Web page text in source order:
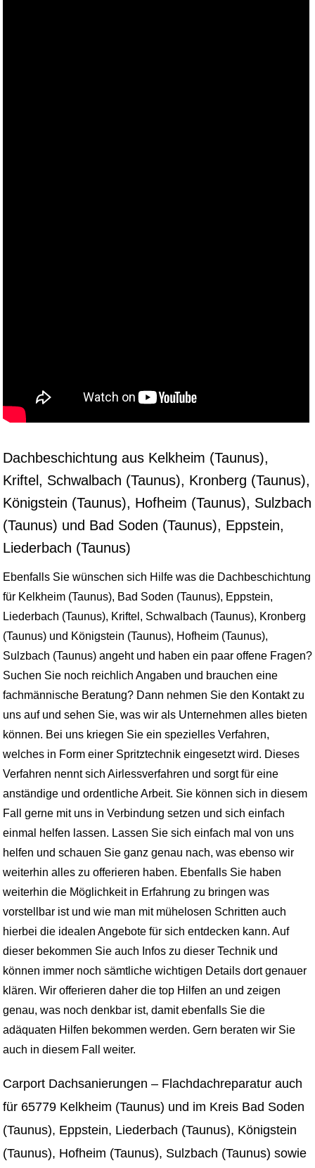
Dachbeschichtung aus Kelkheim (Taunus),
Kriftel, Schwalbach (Taunus), Kronberg (Taunus),
Königstein (Taunus), Hofheim (Taunus), Sulzbach
(Taunus) und Bad Soden (Taunus), Eppstein,
Liederbach (Taunus)
Ebenfalls Sie wünschen sich Hilfe was die Dachbeschichtung
für Kelkheim (Taunus), Bad Soden (Taunus), Eppstein,
Liederbach (Taunus), Kriftel, Schwalbach (Taunus), Kronberg
(Taunus) und Königstein (Taunus), Hofheim (Taunus),
Sulzbach (Taunus) angeht und haben ein paar offene Fragen?
Suchen Sie noch reichlich Angaben und brauchen eine
fachmännische Beratung? Dann nehmen Sie den Kontakt zu
uns auf und sehen Sie, was wir als Unternehmen alles bieten
können. Bei uns kriegen Sie ein spezielles Verfahren,
welches in Form einer Spritztechnik eingesetzt wird. Dieses
Verfahren nennt sich Airlessverfahren und sorgt für eine
anständige und ordentliche Arbeit. Sie können sich in diesem
Fall gerne mit uns in Verbindung setzen und sich einfach
einmal helfen lassen. Lassen Sie sich einfach mal von uns
helfen und schauen Sie ganz genau nach, was ebenso wir
weiterhin alles zu offerieren haben. Ebenfalls Sie haben
weiterhin die Möglichkeit in Erfahrung zu bringen was
vorstellbar ist und wie man mit mühelosen Schritten auch
hierbei die idealen Angebote für sich entdecken kann. Auf
dieser bekommen Sie auch Infos zu dieser Technik und
können immer noch sämtliche wichtigen Details dort genauer
klären. Wir offerieren daher die top Hilfen an und zeigen
genau, was noch denkbar ist, damit ebenfalls Sie die
adäquaten Hilfen bekommen werden. Gern beraten wir Sie
auch in diesem Fall weiter.
Carport Dachsanierungen – Flachdachreparatur auch
für 65779 Kelkheim (Taunus) und im Kreis Bad Soden
(Taunus), Eppstein, Liederbach (Taunus), Königstein
(Taunus), Hofheim (Taunus), Sulzbach (Taunus) sowie